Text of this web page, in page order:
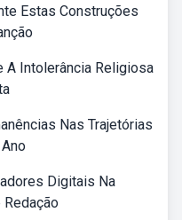
Estas Construções
A Intolerância Religiosa
Nas Trajetórias
Digitais Na